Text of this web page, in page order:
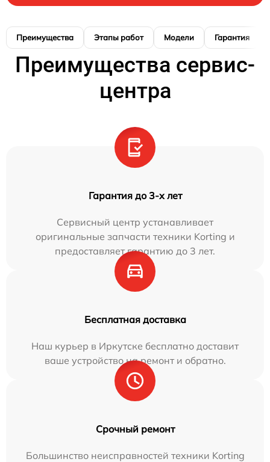
Преимущества Этапы работ Модели Гарантия
Преимущества сервис-
центра
Гарантия до 3-х лет
Сервисный центр устанавливает
оригинальные запчасти техники Korting и
предоставляет гарантию до 3 лет.
Бесплатная доставка
Наш курьер в Иркутске бесплатно доставит
ваше устройство на ремонт и обратно.
Срочный ремонт
Большинство неисправностей техники Korting